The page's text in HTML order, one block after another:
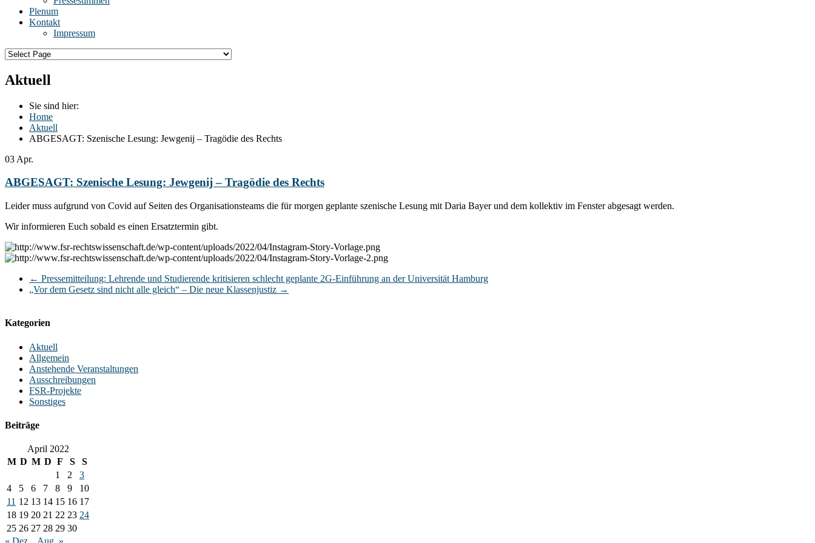
Plenum
Kontakt
Impressum
Aktuell
Sie sind hier:
Home
Aktuell
ABGESAGT: Szenische Lesung: Jewgenij – Tragödie des Rechts
03 Apr.
ABGESAGT: Szenische Lesung: Jewgenij – Tragödie des Rechts
Leider muss aufgrund von Covid auf Seiten des Organisationsteams die für morgen geplante szenische Lesung mit Daria Bayer und dem kollektiv im Fenster abgesagt werden.
Wir informieren Euch sobald es einen Ersatztermin gibt.
← Pressemitteilung: Lehrende und Studierende kritisieren schlecht geplante 2G-Einführung an der Universität Hamburg
„Vor dem Gesetz sind nicht alle gleich“ – Die neue Klassenjustiz →
Kategorien
Aktuell
Allgemein
Anstehende Veranstaltungen
Ausschreibungen
FSR-Projekte
Sonstiges
Beiträge
April 2022
M D M D F S
S
1
2
3
4
5 6 7 8 9
10
11 12 13 14 15 16 17
18 19 20 21 22 23 24
25 26 27 28 29 30